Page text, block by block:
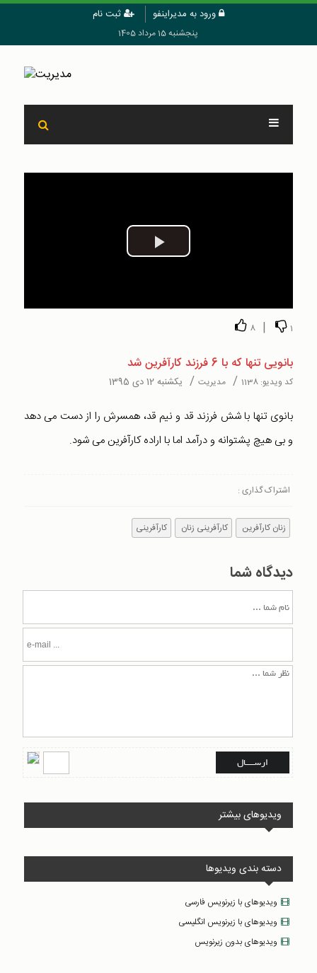
ورود به مدیراینفو ثبت نام
پنجشنبه 15 مرداد 1405
Play
1
|
8
بانویی تنها که با 6 فرزند کارآفرین شد
کد ویدیو: 1138
/ مدیریت/ یکشنبه 12 دی 1395
بانوی تنها با شش فرزند قد و نیم قد، همسرش را از دست می دهد
و بی هیچ پشتوانه و درآمد اما با اراده کارآفرین می شود.
اشتراک گذاری :
زنان کارآفرین کارآفرینی زنان کارآفرینی
دیدگاه شما
ویدیوهای بیشتر
دسته بندی ویدیوها
ویدیوهای با زیرنویس فارسی
ویدیوهای با زیرنویس انگلیسی
ویدیوهای بدون زیرنویس